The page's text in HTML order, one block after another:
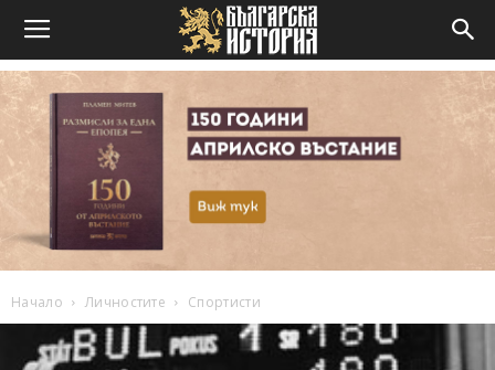
Начало Личностите Спортисти